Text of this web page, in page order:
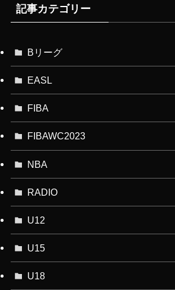
記事カテゴリー
Bリーグ
EASL
FIBA
FIBAWC2023
NBA
RADIO
U12
U15
U18